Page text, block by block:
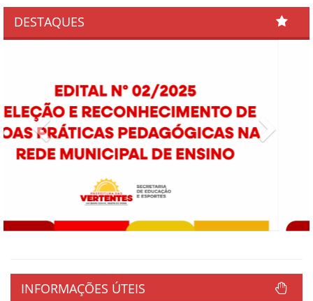
DESTAQUES
Previous
INFORMAÇÕES ÚTEIS